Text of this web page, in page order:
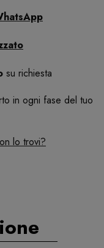
su richiesta
in ogni fase del tuo
lo trovi?